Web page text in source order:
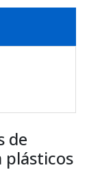
de
plásticos